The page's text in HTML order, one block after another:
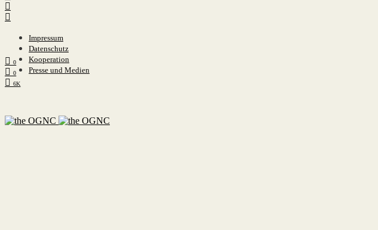
Impressum
Datenschutz
Kooperation
Presse und Medien
0
0
6K